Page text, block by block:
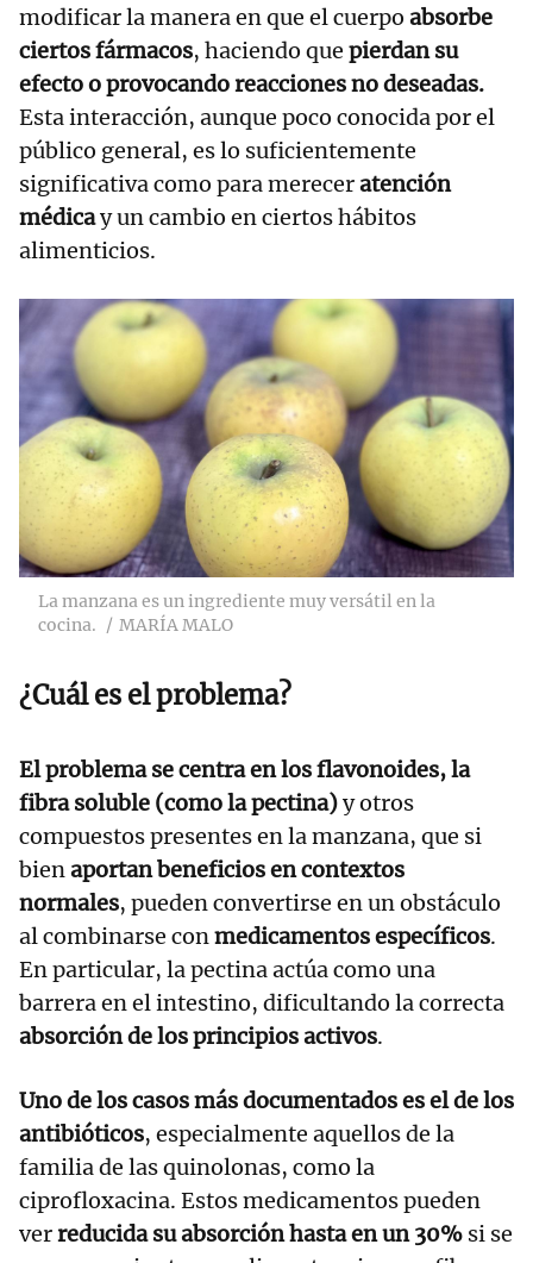
modificar la manera en que el cuerpo absorbe
ciertos fármacos, haciendo que pierdan su
efecto o provocando reacciones no deseadas.
Esta interacción, aunque poco conocida por el
público general, es lo suficientemente
significativa como para mereceratención
médicay un cambio en ciertos hábitos
alimenticios.
La manzana es un ingrediente muy versátil en la
cocina.
MARÍA MALO
¿Cuál es el problema?
El problema se centra en los flavonoides, la
fibra soluble (como la pectina)y otros
compuestos presentes en la manzana, que si
bienaportan beneficios en contextos
normales, pueden convertirse en un obstáculo
al combinarse conmedicamentos específicos.
En particular, la pectina actúa como una
barrera en el intestino, dificultando la correcta
absorción de los principios activos.
Uno de los casos más documentados es el de los
antibióticos, especialmente aquellos de la
familia de las quinolonas, como la
ciprofloxacina. Estos medicamentos pueden
verreducida su absorción hasta en un 30% si se